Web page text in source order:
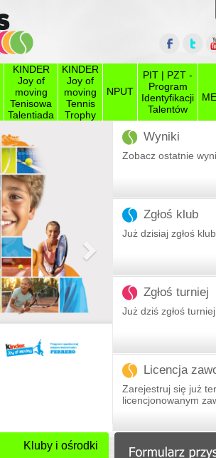
KINDER
Joy of
moving
Tenisowa
Talentiada
KINDER
Joy of
moving
Tennis
Trophy
NPUT
PIT | PZT -
Program
Identyfikacji
Talentów
Następny
Wyniki
Zobacz ostatnie
Zgłoś klub
Już dzisiaj zgłoś
Zgłoś turniej
Już dziś zgłoś
Licencja
Zarejestruj się już
licencjonowanym
Kluby i ośrodki